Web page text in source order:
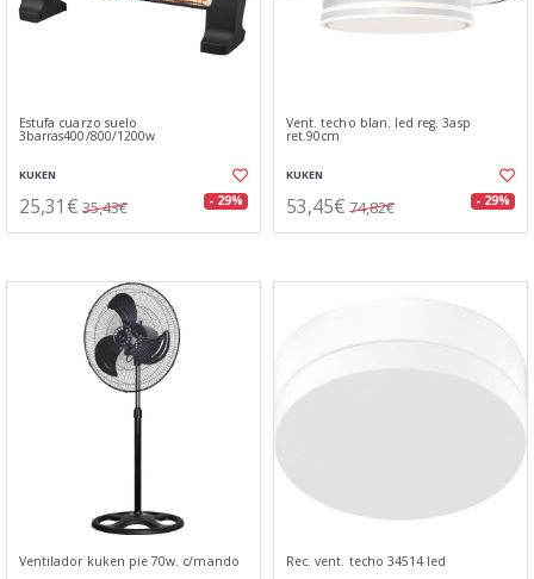
Estufa cuarzo suelo
3barras400/800/1200w
KUKEN
25,31€ 35,43€ - 29%
Vent. techo blan. led reg. 3asp
ret.90cm
KUKEN
53,45€ 74,82€ - 29%
Ventilador kuken pie 70w. c/mando Rec. vent. techo 34514 led